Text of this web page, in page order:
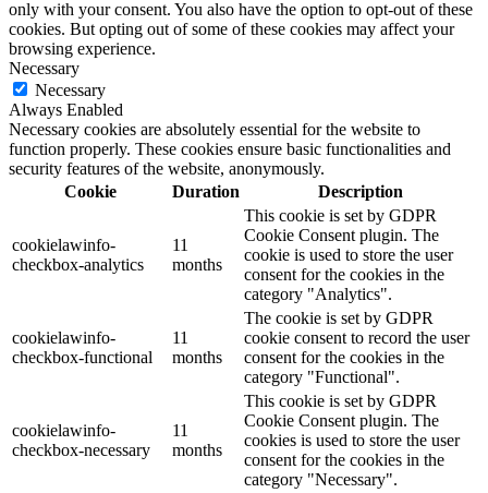
only with your consent. You also have the option to opt-out of these
cookies. But opting out of some of these cookies may affect your
browsing experience.
Necessary
Necessary
Always Enabled
Necessary cookies are absolutely essential for the website to
function properly. These cookies ensure basic functionalities and
security features of the website, anonymously.
Cookie
Duration Description
cookielawinfo-
checkbox-analytics
11
months
This cookie is set by GDPR
Cookie Consent plugin. The
cookie is used to store the user
consent for the cookies in the
category "Analytics".
cookielawinfo-
checkbox-functional
11
months
The cookie is set by GDPR
cookie consent to record the user
consent for the cookies in the
category "Functional".
cookielawinfo-
checkbox-necessary
11
months
This cookie is set by GDPR
Cookie Consent plugin. The
cookies is used to store the user
consent for the cookies in the
category "Necessary".